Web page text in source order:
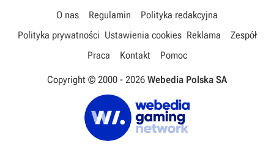
O nas Regulamin
Polityka redakcyjna
Polityka prywatności Ustawienia cookies Reklama
Zespół
Praca
Kontakt Pomoc
Copyright © 2000 - 2026 Webedia Polska SA